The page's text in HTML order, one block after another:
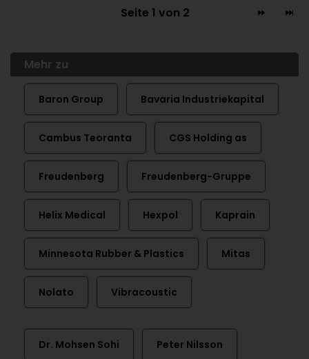
Seite 1 von 2
Mehr zu
Baron Group Bavaria Industriekapital
Cambus Teoranta CGS Holding as
Freudenberg Freudenberg-Gruppe
Helix Medical Hexpol Kaprain
Minnesota Rubber & Plastics Mitas
Nolato Vibracoustic
Dr. Mohsen Sohi Peter Nilsson